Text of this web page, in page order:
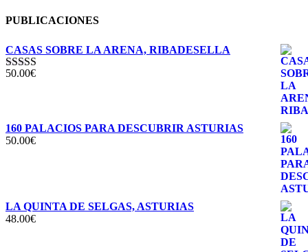
PUBLICACIONES
CASAS SOBRE LA ARENA, RIBADESELLA
Valorado con
50.00€
160 PALACIOS PARA DESCUBRIR ASTURIAS
50.00€
LA QUINTA DE SELGAS, ASTURIAS
48.00€